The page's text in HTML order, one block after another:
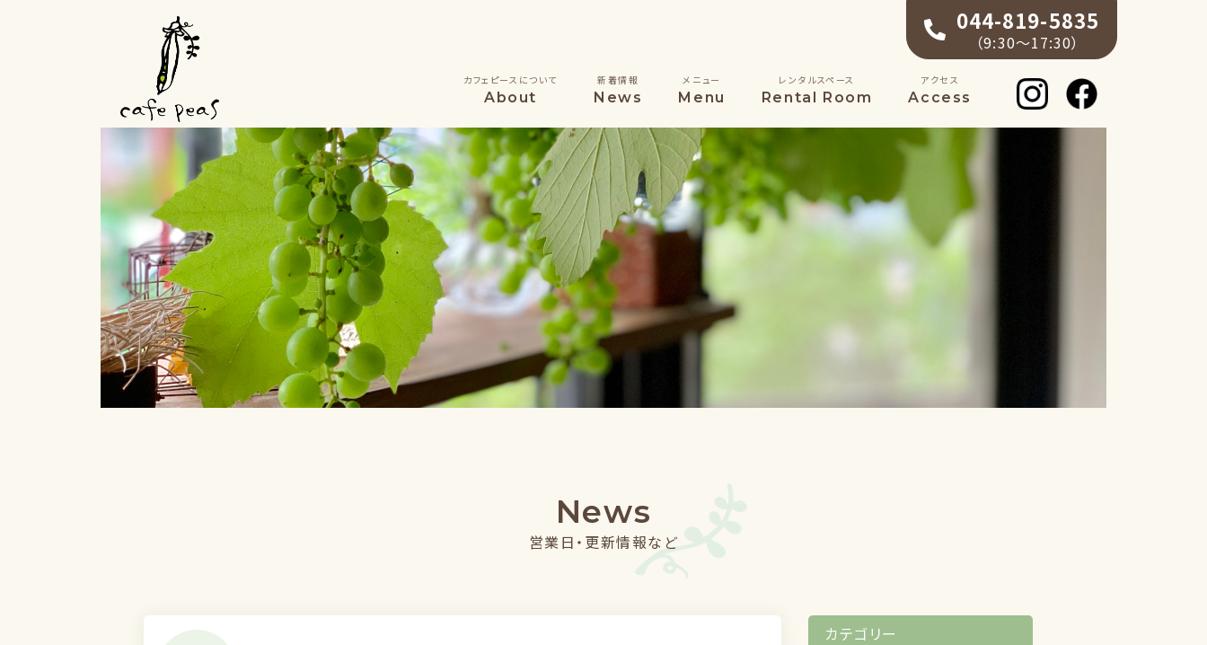
044-819-5835
（9:30〜17:30）
カフェピースについて
About
新着情報
News
メニュー
Menu
レンタルスペース
Rental Room
アクセス
Access
News
営業日・更新情報など
カテゴリー